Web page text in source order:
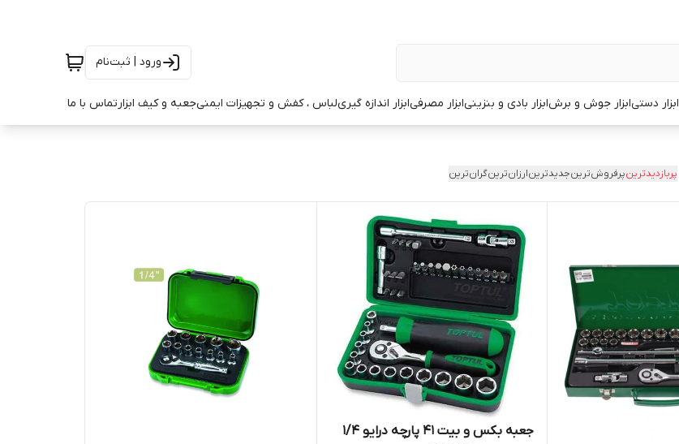
ورود | ثبت‌نام
ابزار دستیابزار جوش و برشابزار بادی و بنزینیابزار مصرفیابزار اندازه گیریلباس ، کفش و تجهیزات ایمنیجعبه و کیف ابزارتماس با ما
پربازدیدترینپرفروش‌ترینجدیدترینارزان‌ترینگران‌ترین
جعبه بکس و بیت 41 پارچه درایو 1/4